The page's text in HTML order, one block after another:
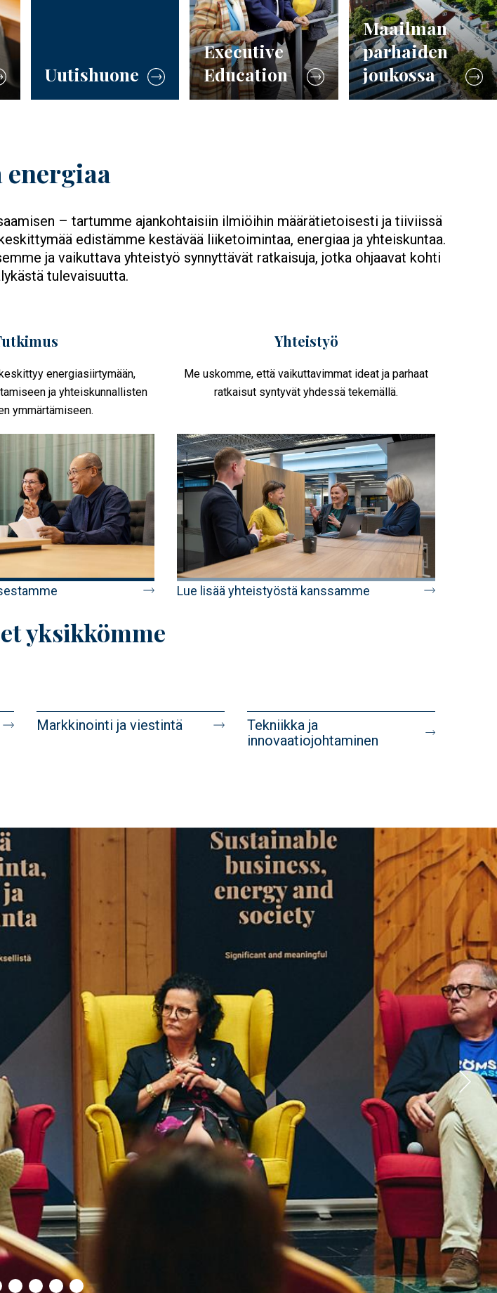
Uutishuone
Executive
Education
Maailman
parhaiden
joukossa
energiaa
– tartumme ajankohtaisiin ilmiöihin määrätietoisesti ja tiiviissä
edistämme kestävää liiketoimintaa, energiaa ja yhteiskuntaa.
ja vaikuttava yhteistyö synnyttävät ratkaisuja, jotka ohjaavat kohti
tulevaisuutta.
energiasiirtymään,
ja yhteiskunnallisten
ymmärtämiseen.
Yhteistyö
Me uskomme, että vaikuttavimmat ideat ja parhaat
ratkaisut syntyvät yhdessä tekemällä.
Lue lisää yhteistyöstä kanssamme
yksikkömme
Markkinointi ja viestintä
Tekniikka ja
innovaatiojohtaminen